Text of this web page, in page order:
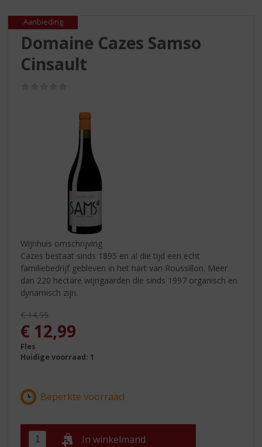
p
Aanbieding
Domaine Cazes Samso
Cinsault
Wijnhuis omschrijving
Cazes bestaat sinds 1895 en al die tijd een echt
familiebedrijf gebleven in het hart van Roussillon. Meer
dan 220 hectare wijngaarden die sinds 1997 organisch en
dynamisch zijn.
Originele prijs was:
€14,95
, Huidige prijs is:
€ 12,99
Fles
Huidige voorraad: 1
In winkelmand